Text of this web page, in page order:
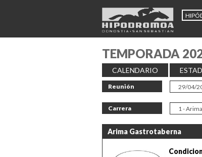
TEMPORADA
CALENDARIO
Reunión
Carrera
Arima Gastrotaberna